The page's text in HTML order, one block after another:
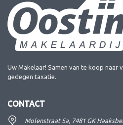
Uw Makelaar! Samen van te koop naar
gedegen taxatie.
CONTACT
Molenstraat 5a, 7481 GK